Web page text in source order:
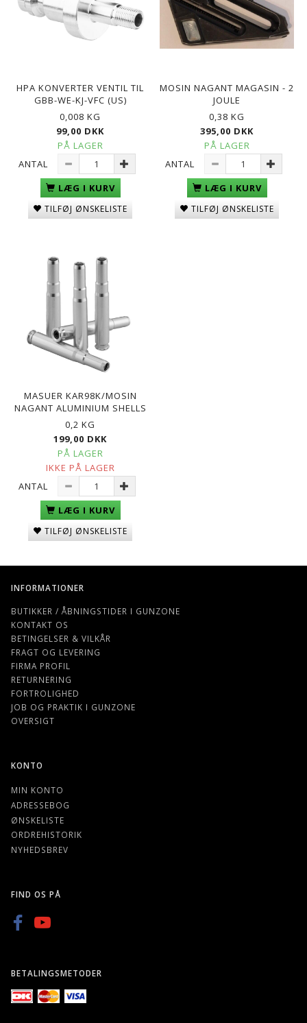
HPA KONVERTER VENTIL TIL
GBB-WE-KJ-VFC (US)
0,008 KG
99,00 DKK
PÅ LAGER
ANTAL
LÆG I KURV
TILFØJ ØNSKELISTE
MOSIN NAGANT MAGASIN - 2
JOULE
0,38 KG
395,00 DKK
PÅ LAGER
ANTAL
LÆG I KURV
TILFØJ ØNSKELISTE
MASUER KAR98K/MOSIN
NAGANT ALUMINIUM SHELLS
0,2 KG
199,00 DKK
PÅ LAGER
IKKE PÅ LAGER
ANTAL
LÆG I KURV
TILFØJ ØNSKELISTE
INFORMATIONER
BUTIKKER / ÅBNINGSTIDER I GUNZONE
KONTAKT OS
BETINGELSER & VILKÅR
FRAGT OG LEVERING
FIRMA PROFIL
RETURNERING
FORTROLIGHED
JOB OG PRAKTIK I GUNZONE
OVERSIGT
KONTO
MIN KONTO
ADRESSEBOG
ØNSKELISTE
ORDREHISTORIK
NYHEDSBREV
FIND OS PÅ
BETALINGSMETODER